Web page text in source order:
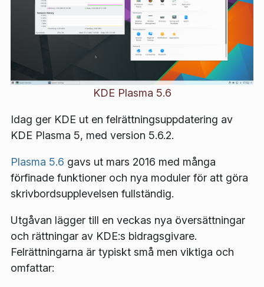
KDE Plasma 5.6
Idag ger KDE ut en felrättningsuppdatering av
KDE Plasma 5, med version 5.6.2.
Plasma 5.6 gavs ut mars 2016 med många
förfinade funktioner och nya moduler för att göra
skrivbordsupplevelsen fullständig.
Utgåvan lägger till en veckas nya översättningar
och rättningar av KDE:s bidragsgivare.
Felrättningarna är typiskt små men viktiga och
omfattar: